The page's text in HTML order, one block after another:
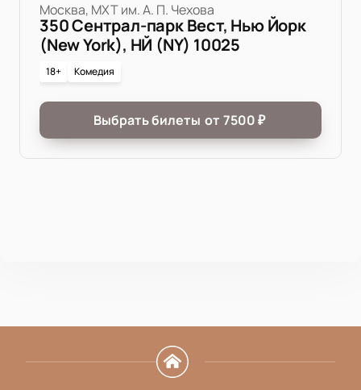
Москва, МХТ им. А. П. Чехова
350 Сентрал-парк Вест, Нью Йорк
(New York), НЙ (NY) 10025
18+ Комедия
Выбрать билеты от 7500₽